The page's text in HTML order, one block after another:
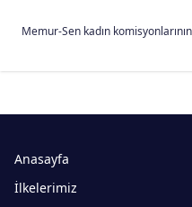
Memur-Sen kadın
Anasayfa
İlkelerimiz